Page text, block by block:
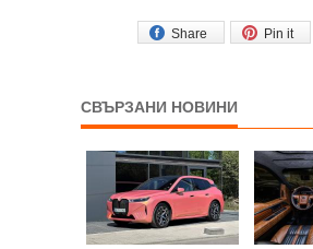
Pin it
Share
СВЪРЗАНИ НОВИНИ